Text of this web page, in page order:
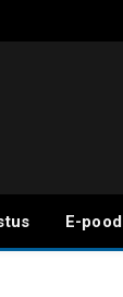
E-pood